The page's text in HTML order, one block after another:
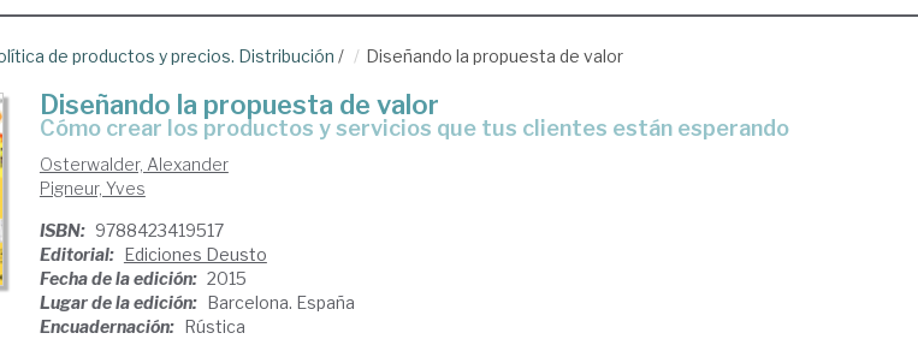
de productos y precios. Distribución / Diseñando la propuesta de valor
Diseñando la propuesta de valor
cómo crear los productos y servicios que tus clientes están esperando
Osterwalder, Alexander
Pigneur, Yves
ISBN: 9788423419517
Editorial: Ediciones Deusto
Fecha de la edición: 2015
Lugar de la edición: Barcelona. España
Encuadernación: Rústica